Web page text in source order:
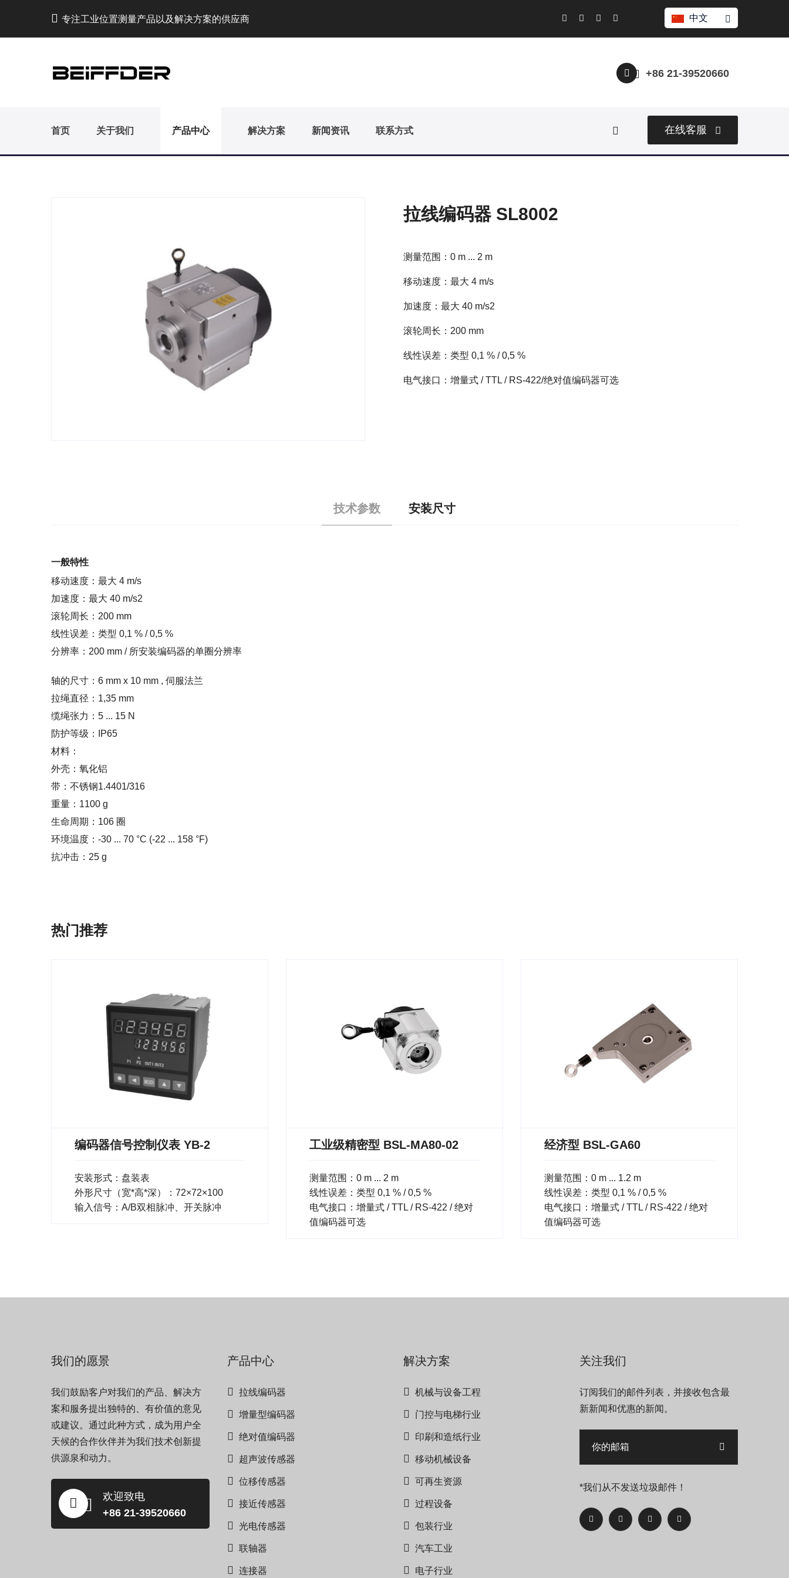
专注工业位置测量产品以及解决方案的供应商 中文
+86 21-39520660
首页 关于我们 产品中心 解决方案 新闻资讯 联系方式 在线客服
拉线编码器 SL8002
测量范围：0 m ... 2 m
移动速度：最大 4 m/s
加速度：最大 40 m/s2
滚轮周长：200 mm
线性误差：类型 0,1 % / 0,5 %
电气接口：增量式 / TTL / RS-422/绝对值编码器可选
技术参数 安装尺寸
一般特性
移动速度：最大 4 m/s
加速度：最大 40 m/s2
滚轮周长：200 mm
线性误差：类型 0,1 % / 0,5 %
分辨率：200 mm / 所安装编码器的单圈分辨率
轴的尺寸：6 mm x 10 mm , 伺服法兰
拉绳直径：1,35 mm
缆绳张力：5 ... 15 N
防护等级：IP65
材料：
外壳：氧化铝
带：不锈钢1.4401/316
重量：1100 g
生命周期：106 圈
环境温度：-30 ... 70 °C (-22 ... 158 °F)
抗冲击：25 g
热门推荐
编码器信号控制仪表 YB-2
安装形式：盘装表
外形尺寸（宽*高*深）：72×72×100
输入信号：A/B双相脉冲、开关脉冲
工业级精密型 BSL-MA80-02
测量范围：0 m ... 2 m
线性误差：类型 0,1 % / 0,5 %
电气接口：增量式 / TTL / RS-422 / 绝对
值编码器可选
经济型 BSL-GA60
测量范围：0 m ... 1.2 m
线性误差：类型 0,1 % / 0,5 %
电气接口：增量式 / TTL / RS-422 / 绝对
值编码器可选
我们的愿景
我们鼓励客户对我们的产品、解决方
案和服务提出独特的、有价值的意见
或建议。通过此种方式，成为用户全
天候的合作伙伴并为我们技术创新提
供源泉和动力。
欢迎致电
+86 21-39520660
产品中心
拉线编码器
增量型编码器
绝对值编码器
超声波传感器
位移传感器
接近传感器
光电传感器
联轴器
连接器
解决方案
机械与设备工程
门控与电梯行业
印刷和造纸行业
移动机械设备
可再生资源
过程设备
包装行业
汽车工业
电子行业
关注我们
订阅我们的邮件列表，并接收包含最
新新闻和优惠的新闻。
*我们从不发送垃圾邮件！